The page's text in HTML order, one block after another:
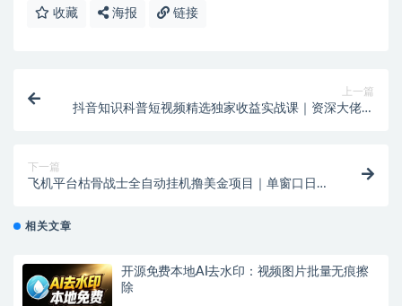
收藏 海报 链接
上一篇
抖音知识科普短视频精选独家收益实战课｜资深大佬亲
下一篇
飞机平台枯骨战士全自动挂机撸美金项目｜单窗口日赚
相关文章
开源免费本地AI去水印：视频图片批量无痕擦
除